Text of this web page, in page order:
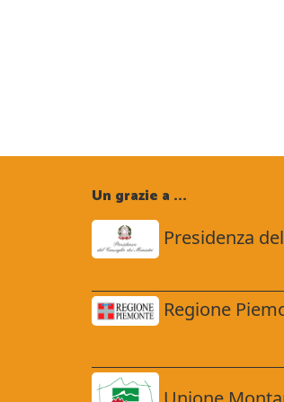
Un grazie a ...
Presidenza
Regione